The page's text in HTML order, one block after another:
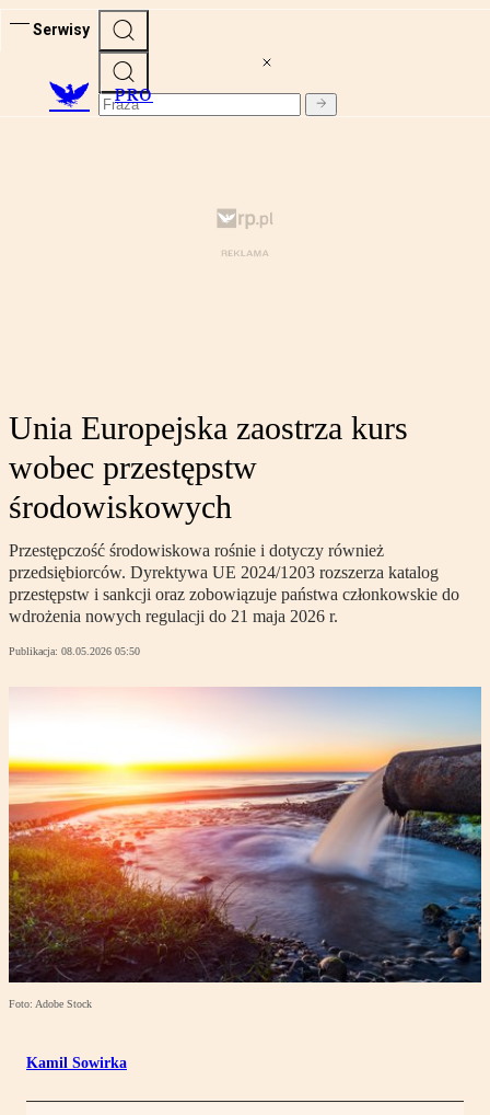
Serwisy
PRO
Unia Europejska zaostrza kurs
wobec przestępstw
środowiskowych
Przestępczość środowiskowa rośnie i dotyczy również
przedsiębiorców. Dyrektywa UE 2024/1203 rozszerza katalog
przestępstw i sankcji oraz zobowiązuje państwa członkowskie do
wdrożenia nowych regulacji do 21 maja 2026 r.
Publikacja: 08.05.2026 05:50
Foto: Adobe Stock
Kamil Sowirka